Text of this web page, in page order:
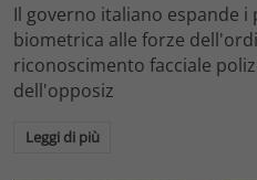
Il governo italiano espande
biometrica alle forze
riconoscimento facciale
dell'opposiz
Leggi di più